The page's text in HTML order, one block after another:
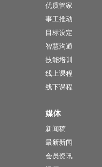
优质管家
事工推动
目标设定
智慧沟通
技能培训
线上课程
线下课程
媒体
新闻稿
最新新闻
会员资讯